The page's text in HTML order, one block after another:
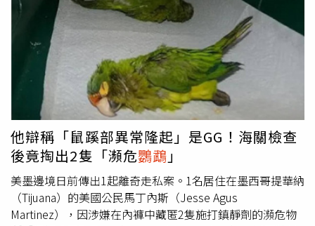
似，但經晶片確認後，發現並非同一隻。雖然晶片早年植入
卻未完成登記，所幸透過寵物店保存多年的紙本紀錄與腳環
編號，相關線索一路追查，最終找到了奇克。當米可親自登
門詢問是否曾遺失鸚鵡時，奇克一開始還以為是近期事件，
直到見到
本尊才恍然大悟。不過奇克發現奈傑爾有些不
一樣，因為眼前的牠竟然說著西班牙語；原來奈傑爾失蹤這
4年間，竟是由住在附近的赫南德茲史密斯一家照顧，而奈
傑爾之所以會說著一口流利西班牙語，是因為該家族86歲長
者的母語就是西班牙語，牠更與老人建立深厚情感。雙方見
面後，奇克考量鸚鵡已適應新環境，最終決定將牠交還赫南
德茲一家照顧，為這段跨越4年的奇緣畫下溫暖句點。當初
協助尋找的獸醫也承諾協助改善鳥舍設施，避免
失，意外學會下一種語言。
他辯稱「鼠蹊部異常隆起」是GG！海關檢查
後竟掏出2隻「瀕危鸚鵡 」
美墨邊境日前傳出1起離奇走私案。1名居住在墨西哥提華納
（Tijuana）的美國公民馬丁內斯（Jesse Agus
Martinez），因涉嫌在內褲中藏匿2隻施打鎮靜劑的瀕危物